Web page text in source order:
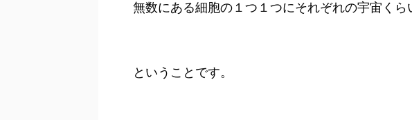
無数にある細胞の１つ１つにそれぞれの宇宙くら
ということです。